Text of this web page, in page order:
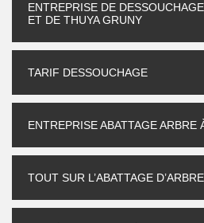
ENTREPRISE DE
ET DE THUYA GRUNY
TARIF DESSOUCHAGE
ENTREPRISE ABATTAGE ARBRE
TOUT SUR L’ABATTAGE D’ARBRE